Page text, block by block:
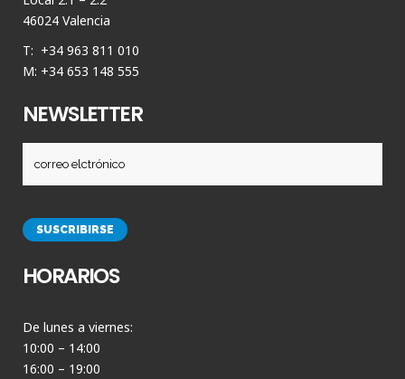
46024 Valencia
T: +34 963 811 010
M: +34 653 148 555
NEWSLETTER
HORARIOS
De lunes a viernes:
10:00 – 14:00
16:00 – 19:00